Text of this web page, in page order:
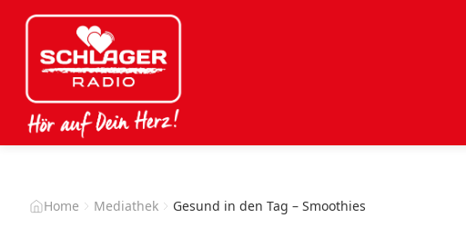
Home Mediathek Gesund in den Tag – Smoothies